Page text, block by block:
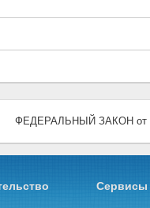
ФЕДЕРАЛЬНЫЙ ЗАКОН от
Сервисы